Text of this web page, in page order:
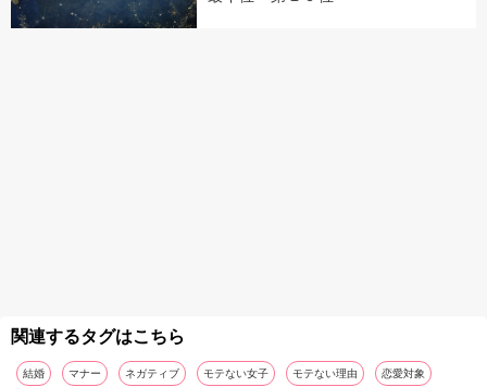
関連するタグはこちら
結婚 マナー ネガティブ モテない女子 モテない理由 恋愛対象